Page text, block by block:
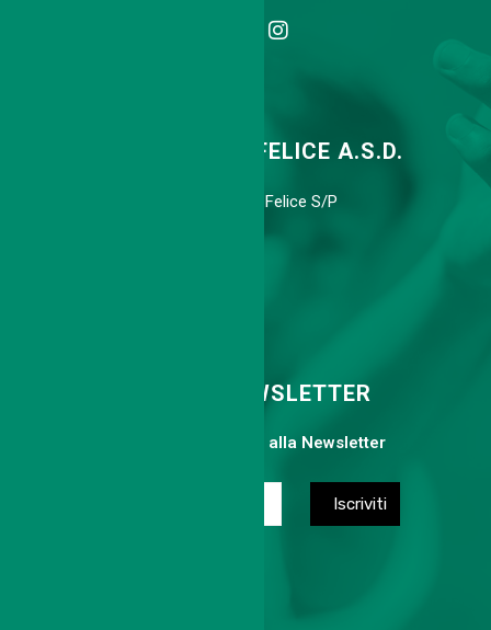
TENNIS CLUB SAN FELICE A.S.D.
Via Agnini 318, 41038 S.Felice S/P
ISCRIVITI ALLA NEWSLETTER
Compila il form per iscriverti alla Newsletter